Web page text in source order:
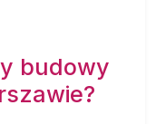
budowy